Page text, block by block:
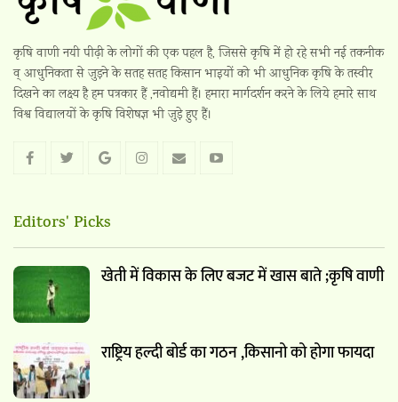
कृषि वाणी नयी पीढ़ी के लोगों की एक पहल है, जिससे कृषि में हो रहे सभी नई तकनीक
व् आधुनिकता से जुड़ने के सतह सतह किसान भाइयों को भी आधुनिक कृषि के तस्वीर
दिखने का लक्ष्य है हम पत्रकार हैं ,नवोद्यमी हैं। हमारा मार्गदर्शन करने के लिये हमारे साथ
विश्व विद्यालयों के कृषि विशेषज्ञ भी जुड़े हुए हैं।
Editors' Picks
खेती में विकास के लिए बजट में खास बाते ;कृषि वाणी
राष्ट्रिय हल्दी बोर्ड का गठन ,किसानो को होगा फायदा